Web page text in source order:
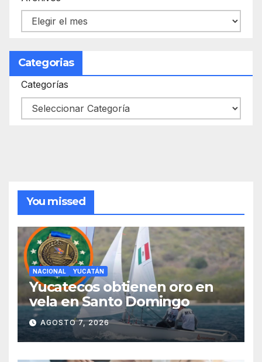
Categorias
Categorías
You missed
NACIONAL YUCATÁN
Yucatecos obtienen oro en
vela en Santo Domingo
AGOSTO 7, 2026